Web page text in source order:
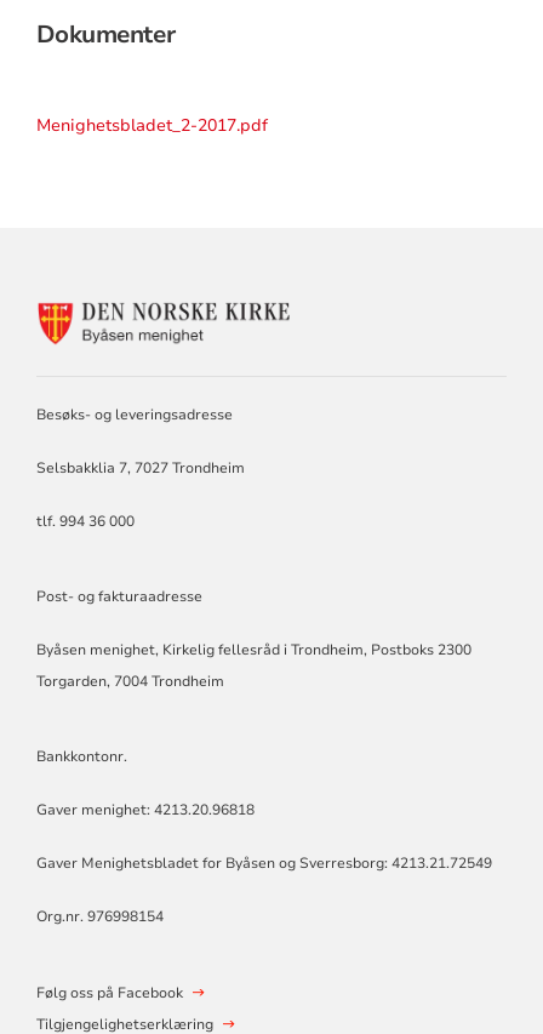
Dokumenter
Menighetsbladet_2-2017.pdf
Besøks- og leveringsadresse
Selsbakklia 7, 7027 Trondheim
tlf. 994 36 000
Post- og fakturaadresse
Byåsen menighet, Kirkelig fellesråd i Trondheim, Postboks 2300
Torgarden, 7004 Trondheim
Bankkontonr.
Gaver menighet: 4213.20.96818
Gaver Menighetsbladet for Byåsen og Sverresborg: 4213.21.72549
Org.nr. 976998154
Følg oss på Facebook
Tilgjengelighetserklæring